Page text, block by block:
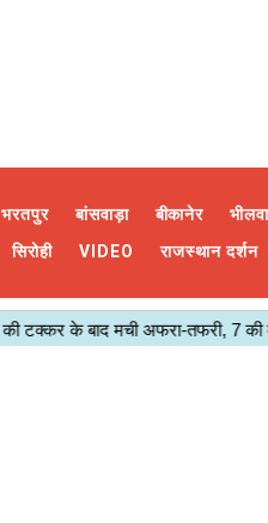
भरतपुर बांसवाड़ा बीकानेर
सिरोही VIDEO राजस्थान दर्शन